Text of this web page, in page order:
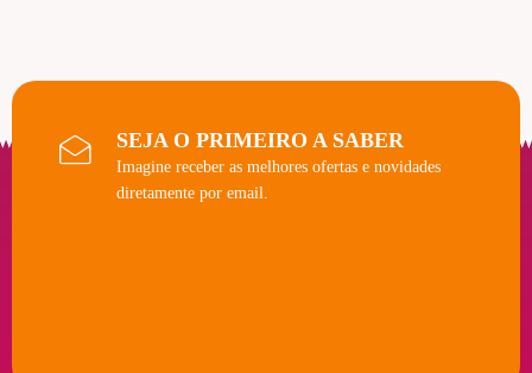
SEJA O PRIMEIRO A SABER
Imagine receber as melhores ofertas e novidades
diretamente por email.